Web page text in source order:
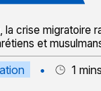
la crise migratoire
et
• 1